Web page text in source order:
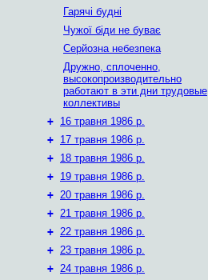
Гарячі будні
Чужої біди не буває
Серйозна небезпека
Дружно, сплоченно,
высокопроизводительно
работают в эти дни трудовые
коллективы
+ 16 травня 1986 р.
+ 17 травня 1986 р.
+ 18 травня 1986 р.
+ 19 травня 1986 р.
+ 20 травня 1986 р.
+ 21 травня 1986 р.
+ 22 травня 1986 р.
+ 23 травня 1986 р.
+ 24 травня 1986 р.